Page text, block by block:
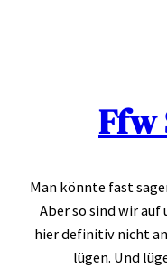
Ffw
Man könnte fast
Aber so sind wir auf
hier definitiv nicht
lügen. Und